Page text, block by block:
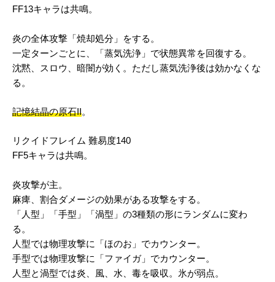
FF13キャラは共鳴。
炎の全体攻撃「焼却処分」をする。
一定ターンごとに、「蒸気洗浄」で状態異常を回復する。
沈黙、スロウ、暗闇が効く。ただし蒸気洗浄後は効かなくな
る。
記憶結晶の原石II。
リクイドフレイム 難易度140
FF5キャラは共鳴。
炎攻撃が主。
麻痺、割合ダメージの効果がある攻撃をする。
「人型」「手型」「渦型」の3種類の形にランダムに変わ
る。
人型では物理攻撃に「ほのお」でカウンター。
手型では物理攻撃に「ファイガ」でカウンター。
人型と渦型では炎、風、水、毒を吸収。氷が弱点。